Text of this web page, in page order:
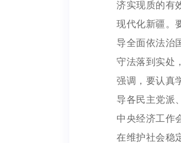
济实现质的有
现代化新疆。
导全面依法治
守法落到实处
强调，要认真
导各民主党派
中央经济工作
在维护社会稳